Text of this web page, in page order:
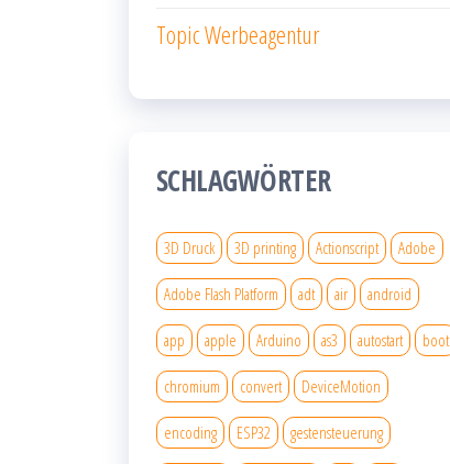
Topic Werbeagentur
SCHLAGWÖRTER
3D Druck 3D printing Actionscript Adobe
Adobe Flash Platform adt air android
app apple Arduino as3 autostart boot
chromium convert DeviceMotion
encoding ESP32 gestensteuerung